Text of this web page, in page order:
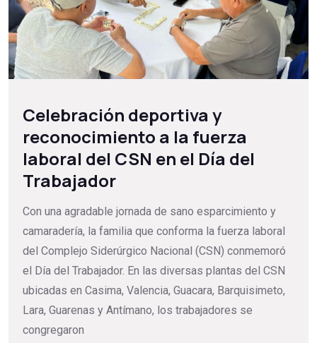
Celebración deportiva y
reconocimiento a la fuerza
laboral del CSN en el Día del
Trabajador
Con una agradable jornada de sano esparcimiento y
camaradería, la familia que conforma la fuerza laboral
del Complejo Siderúrgico Nacional (CSN) conmemoró
el Día del Trabajador. En las diversas plantas del CSN
ubicadas en Casima, Valencia, Guacara, Barquisimeto,
Lara, Guarenas y Antímano, los trabajadores se
congregaron